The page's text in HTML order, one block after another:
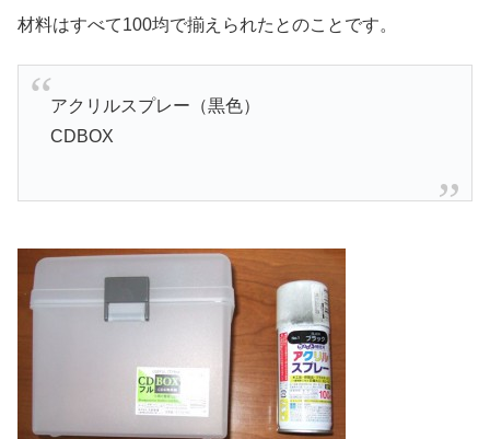
材料はすべて100均で揃えられたとのことです。
アクリルスプレー（黒色）
CDBOX